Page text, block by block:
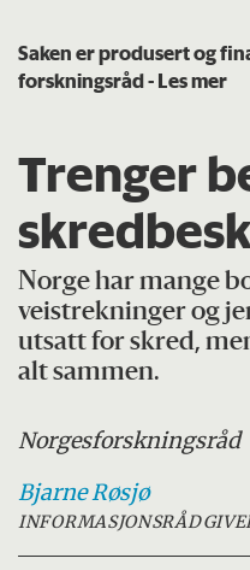
Saken er produsert og
forskningsråd- Les mer
Trenger
Norge har mange
veistrekninger og
utsatt for skred,
alt sammen.
Norgesforskningsråd
BjarneRøsjø